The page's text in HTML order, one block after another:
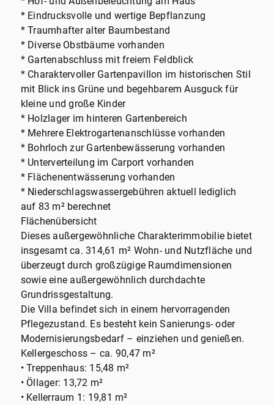
* Eindrucksvolle und wertige Bepflanzung
* Traumhafter alter Baumbestand
* Diverse Obstbäume vorhanden
* Gartenabschluss mit freiem Feldblick
* Charaktervoller Gartenpavillon im historischen Stil
mit Blick ins Grüne und begehbarem Ausguck für
kleine und große Kinder
* Holzlager im hinteren Gartenbereich
* Mehrere Elektrogartenanschlüsse vorhanden
* Bohrloch zur Gartenbewässerung vorhanden
* Unterverteilung im Carport vorhanden
* Flächenentwässerung vorhanden
* Niederschlagswassergebühren aktuell lediglich
auf 83 m² berechnet
Flächenübersicht
Dieses außergewöhnliche Charakterimmobilie bietet
insgesamt ca. 314,61 m² Wohn- und Nutzfläche und
überzeugt durch großzügige Raumdimensionen
sowie eine außergewöhnlich durchdachte
Grundrissgestaltung.
Die Villa befindet sich in einem hervorragenden
Pflegezustand. Es besteht kein Sanierungs- oder
Modernisierungsbedarf – einziehen und genießen.
Kellergeschoss – ca. 90,47 m²
• Treppenhaus: 15,48 m²
• Öllager: 13,72 m²
• Kellerraum 1: 19,81 m²